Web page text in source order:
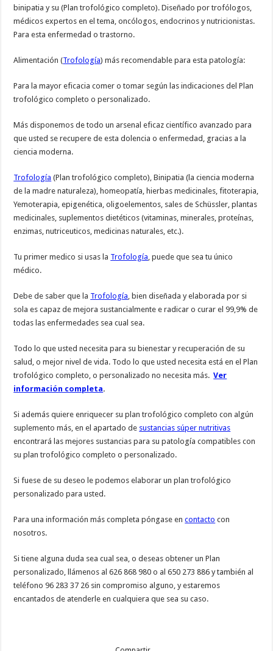
binipatia y su (Plan trofológico completo). Diseñado por trofólogos,
médicos expertos en el tema, oncólogos, endocrinos y nutricionistas.
Para esta enfermedad o trastorno.
Alimentación (Trofología) más recomendable para esta patología:
Para la mayor eficacia comer o tomar según las indicaciones del Plan
trofológico completo o personalizado.
Más disponemos de todo un arsenal eficaz científico avanzado para
que usted se recupere de esta dolencia o enfermedad, gracias a la
ciencia moderna.
Trofología (Plan trofológico completo), Binipatia (la ciencia moderna
de la madre naturaleza), homeopatía, hierbas medicinales, fitoterapia,
Yemoterapia, epigenética, oligoelementos, sales de Schüssler, plantas
medicinales, suplementos dietéticos (vitaminas, minerales, proteínas,
enzimas, nutriceuticos, medicinas naturales, etc.).
Tu primer medico si usas la Trofología, puede que sea tu único
médico.
Debe de saber que la Trofología, bien diseñada y elaborada por si
sola es capaz de mejora sustancialmente e radicar o curar el 99,9% de
todas las enfermedades sea cual sea.
Todo lo que usted necesita para su bienestar y recuperación de su
salud, o mejor nivel de vida. Todo lo que usted necesita está en el Plan
trofológico completo, o personalizado no necesita más.Ver
información completa.
Si además quiere enriquecer su plan trofológico completo con algún
suplemento más, en el apartado de sustancias súper nutritivas
encontrará las mejores sustancias para su patología compatibles con
su plan trofológico completo o personalizado.
Si fuese de su deseo le podemos elaborar un plan trofológico
personalizado para usted.
Para una información más completa póngase encontacto con
nosotros.
Si tiene alguna duda sea cual sea, o deseas obtener un Plan
personalizado, llámenos al 626 868 980 o al 650 273 886 y también al
teléfono 96 283 37 26 sin compromiso alguno, y estaremos
encantados de atenderle en cualquiera que sea su caso.